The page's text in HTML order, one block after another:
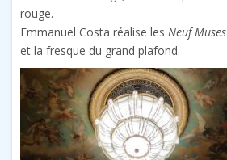
rouge.
Emmanuel Costa réalise les Neuf Muses
et la fresque du grand plafond.